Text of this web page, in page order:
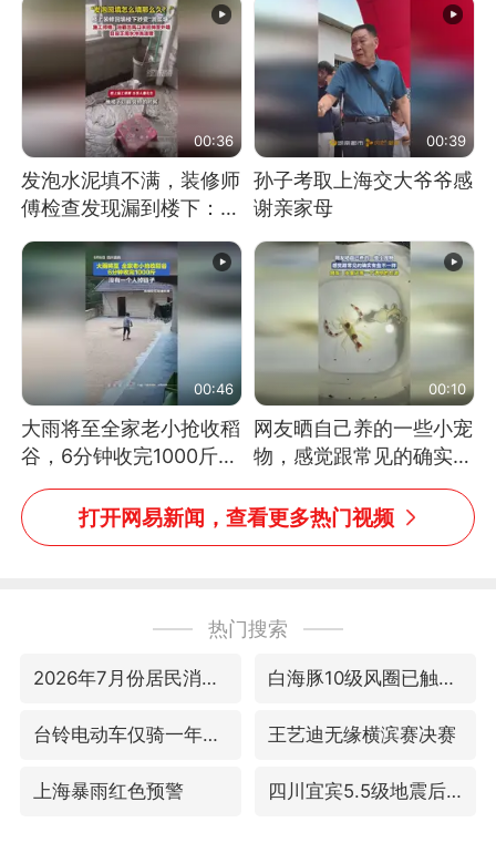
教！
00:36
发泡水泥填不满，装修师
傅检查发现漏到楼下：出
风口未延伸到外墙
00:39
孙子考取上海交大爷爷感
谢亲家母
00:46
大雨将至全家老小抢收稻
谷，6分钟收完1000斤，
没有一个人掉链子
00:10
网友晒自己养的一些小宠
物，感觉跟常见的确实有
些不一样
打开网易新闻，查看更多热门视频
热门搜索
2026年7月份居民消费价格同比上涨0.5% 白海豚10级风圈已触及浙江
台铃电动车仅骑一年就断电趴窝 王艺迪无缘横滨赛决赛
上海暴雨红色预警 四川宜宾5.5级地震后余震为何不断